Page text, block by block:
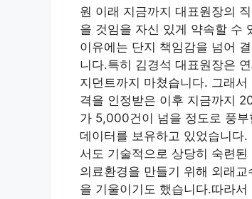
원 이래 지금까지 대표원장의
을 것임을 자신 있게 약속할 수
이유에는 단지 책임감을 넘어
니다.특히 김경석 대표원장은
지던트까지 마쳤습니다. 그래
격을 인정받은 이후 지금까지
가 5,000건이 넘을 정도로 풍
데이터를 보유하고 있었습니다
서도 기술적으로 상당히 숙련
의료환경을 만들기 위해 외래
을 기울이기도 했습니다.따라